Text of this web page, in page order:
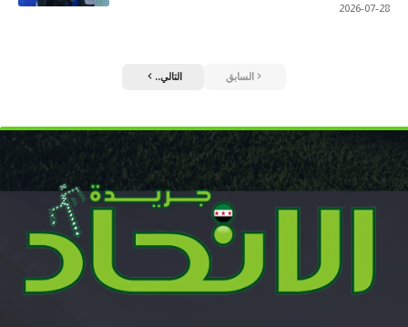
2026-07-28
السابق التالي..